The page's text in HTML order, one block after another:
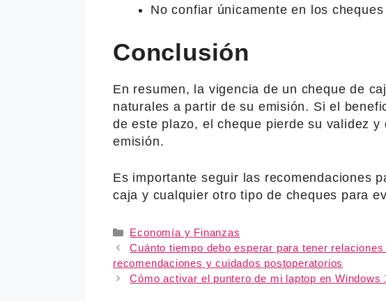
No confiar únicamente en los
Conclusión
En resumen, la vigencia de un cheque de
naturales a partir de su emisión. Si el
de este plazo, el cheque pierde su validez y
emisión.
Es importante seguir las recomendaciones
caja y cualquier otro tipo de cheques para
Categories
Economía y Finanzas
Cuánto tiempo debo esperar para tener
recomendaciones y cuidados postoperatorios
Cómo activar el puntero de mi laptop en Windows